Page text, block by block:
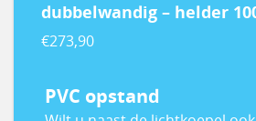
dubbelwandig – helder
€273,90
PVC opstand